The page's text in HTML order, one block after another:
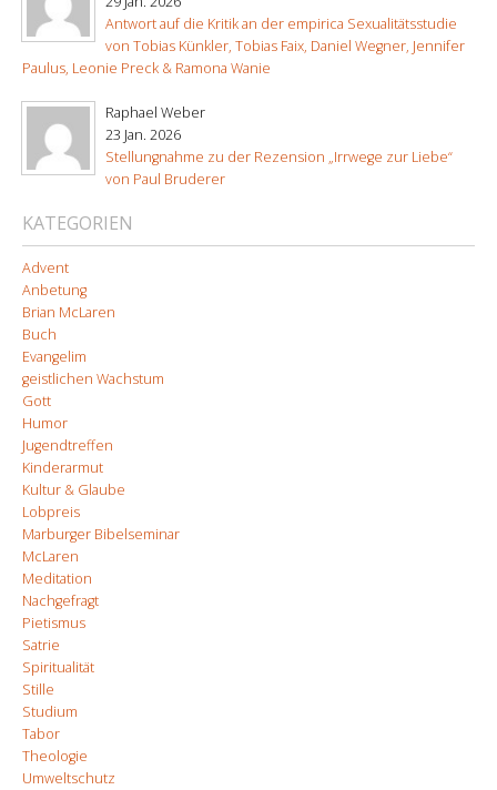
Antwort auf die Kritik an der empirica Sexualitätsstudie
von Tobias Künkler, Tobias Faix, Daniel Wegner, Jennifer
Paulus, Leonie Preck & Ramona Wanie
Raphael Weber
23 Jan. 2026
Stellungnahme zu der Rezension „Irrwege zur Liebe“
von Paul Bruderer
KATEGORIEN
Advent
Anbetung
Brian McLaren
Buch
Evangelim
geistlichen Wachstum
Gott
Humor
Jugendtreffen
Kinderarmut
Kultur & Glaube
Lobpreis
Marburger Bibelseminar
McLaren
Meditation
Nachgefragt
Pietismus
Satrie
Spiritualität
Stille
Studium
Tabor
Theologie
Umweltschutz